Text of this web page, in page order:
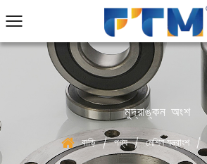
মুদ্রাঙ্কন অংশ
বাড়ি / পণ্য / মেশিন যন্ত্রাংশ /